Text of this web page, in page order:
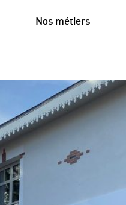
Nos métiers